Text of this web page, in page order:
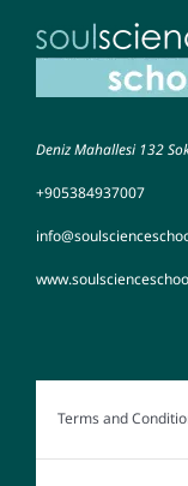
Deniz Mahallesi 132
+905384937007
Terms and